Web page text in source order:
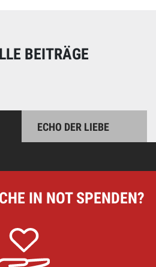
BEITRÄGE
ECHO DER LIEBE
IN NOT SPENDEN?